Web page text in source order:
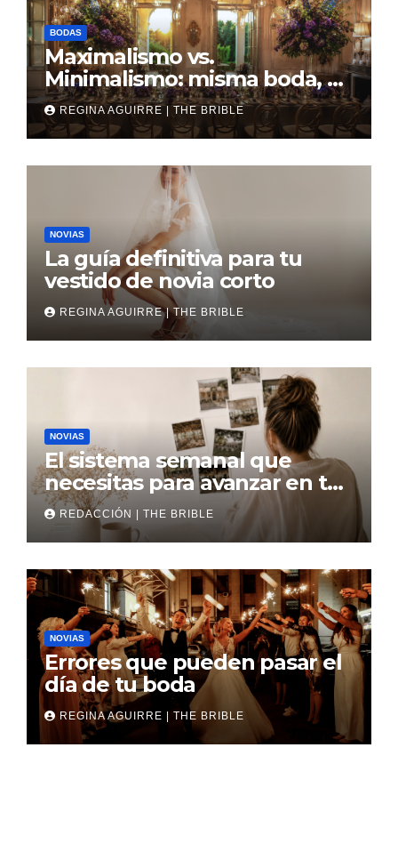
BODAS
Maximalismo vs.
Minimalismo: misma boda, al
revés
REGINA AGUIRRE | THE BRIBLE
NOVIAS
La guía definitiva para tu
vestido de novia corto
REGINA AGUIRRE | THE BRIBLE
NOVIAS
El sistema semanal que
necesitas para avanzar en tu
boda
REDACCIÓN | THE BRIBLE
NOVIAS
Errores que pueden pasar el
día de tu boda
REGINA AGUIRRE | THE BRIBLE